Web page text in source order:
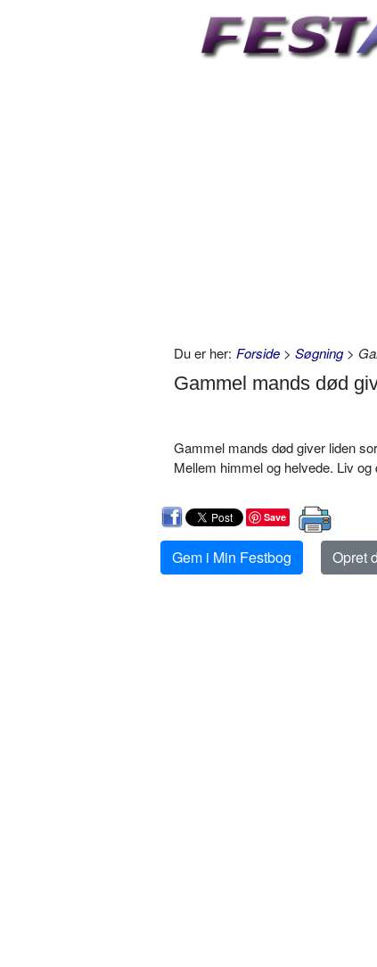
Du er her: Forside > Søgning>
Gammel mands død
Gammel mands død giver liden
Mellem himmel og helvede. Liv
Save
Gem i Min Festbog Opret